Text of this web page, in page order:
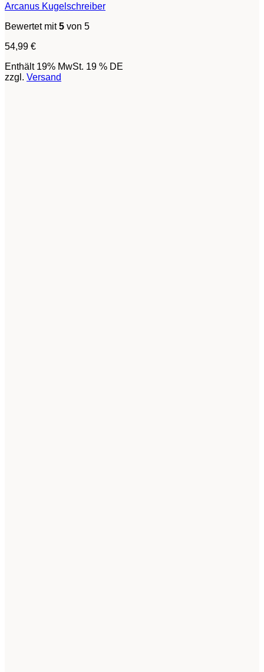
Arcanus Kugelschreiber
Bewertet mit5 von 5
54,99 €
Enthält 19% MwSt. 19 % DE
zzgl. Versand